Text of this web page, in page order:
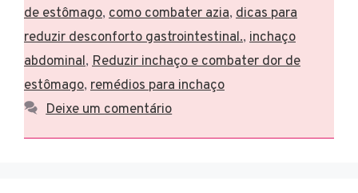
de estômago, como combater azia, dicas para
reduzir desconforto gastrointestinal., inchaço
abdominal, Reduzir inchaço e combater dor de
estômago, remédios para inchaço
Deixe um comentário